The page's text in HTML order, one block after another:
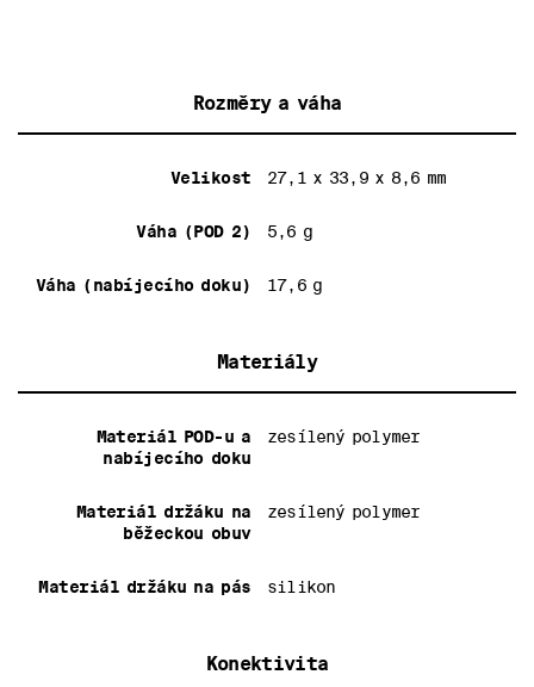
Rozměry a váha
Velikost 27,1 x 33,9 x 8,6 mm
Váha (POD 2) 5,6 g
Váha (nabíjecího doku) 17,6 g
Materiály
Materiál POD-u a
nabíjecího doku
zesílený polymer
Materiál držáku na
běžeckou obuv
zesílený polymer
Materiál držáku na pás silikon
Konektivita